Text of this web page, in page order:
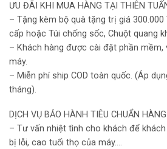
ƯU ĐÃI KHI MUA HÀNG TẠI THIÊN
– Tặng kèm bộ quà tặng trị giá
cấp hoặc Túi chống sốc, Chuột quang
– Khách hàng được cài đặt phần mềm,
máy.
– Miễn phí ship COD toàn quốc. (Áp
tháng).
DỊCH VỤ BẢO HÀNH TIÊU CHUẨN
– Tư vấn nhiệt tình cho khách để
bị lỗi, cao tuổi thọ của máy….